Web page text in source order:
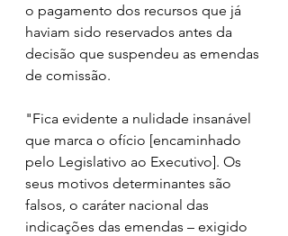
o pagamento dos recursos que já
haviam sido reservados antes da
decisão que suspendeu as emendas
de comissão.
"Fica evidente a nulidade insanável
que marca o ofício [encaminhado
pelo Legislativo ao Executivo]. Os
seus motivos determinantes são
falsos, o caráter nacional das
indicações das emendas – exigido